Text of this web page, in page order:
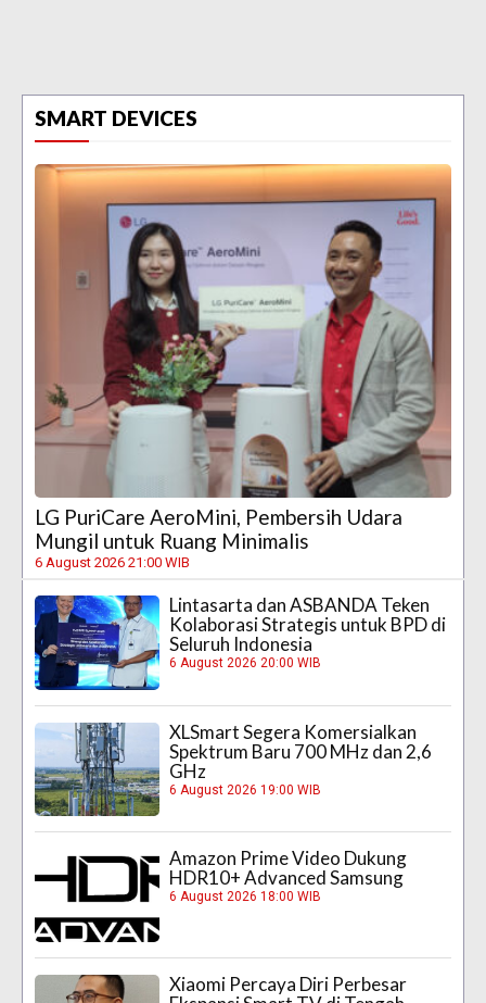
SMART DEVICES
LG PuriCare AeroMini, Pembersih Udara
Mungil untuk Ruang Minimalis
6 August 2026 21:00 WIB
Lintasarta dan ASBANDA Teken
Kolaborasi Strategis untuk BPD di
Seluruh Indonesia
6 August 2026 20:00 WIB
XLSmart Segera Komersialkan
Spektrum Baru 700 MHz dan 2,6
GHz
6 August 2026 19:00 WIB
Amazon Prime Video Dukung
HDR10+ Advanced Samsung
6 August 2026 18:00 WIB
Xiaomi Percaya Diri Perbesar